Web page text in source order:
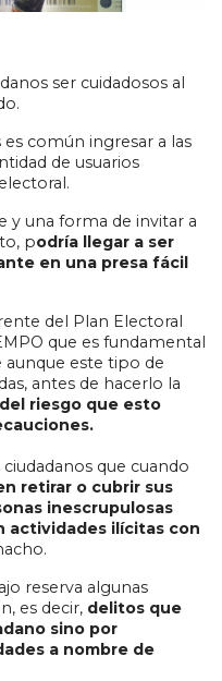
ser cuidadosos al
común ingresar a las
de usuarios
y una forma de invitar a
podría llegar a ser
en una presa fácil
del Plan Electoral
que es fundamental
este tipo de
antes de hacerlo la
riesgo que esto
que cuando
retirar o cubrir sus
inescrupulosas
actividades ilícitas con
reserva algunas
es decir, delitos que
sino por
a nombre de